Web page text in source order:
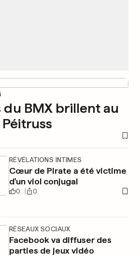
du BMX brillent au
RÉVÉLATIONS INTIMES
Cœur de Pirate a été victime
d'un viol conjugal
0 0
RÉSEAUX SOCIAUX
Facebook va diffuser des
parties de jeux vidéo